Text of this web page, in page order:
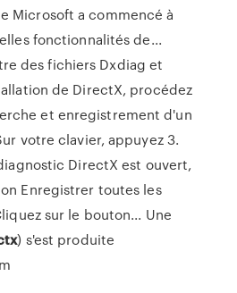
Microsoft a commencé à
fonctionnalités de...
des fichiers Dxdiag et
de DirectX, procédez
et enregistrement d'un
votre clavier, appuyez 3.
DirectX est ouvert,
Enregistrer toutes les
sur le bouton... Une
) s'est produite